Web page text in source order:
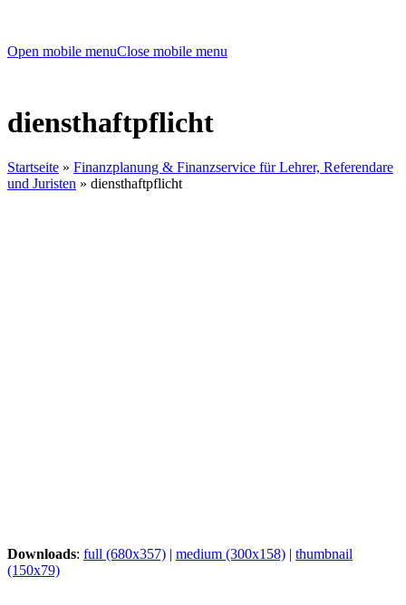
Open mobile menuClose mobile menu
diensthaftpflicht
Startseite » Finanzplanung & Finanzservice für Lehrer, Referendare
und Juristen » diensthaftpflicht
Downloads: full (680x357) | medium (300x158) | thumbnail
(150x79)